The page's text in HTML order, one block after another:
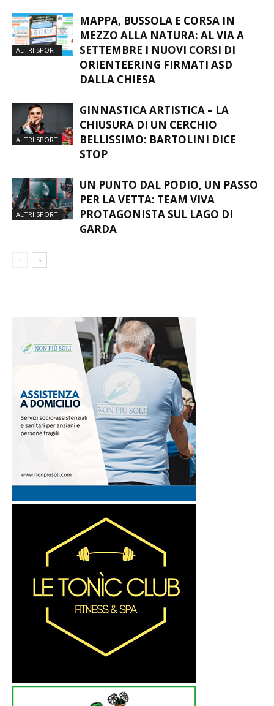
ALTRI SPORT
MAPPA, BUSSOLA E CORSA IN
MEZZO ALLA NATURA: AL VIA A
SETTEMBRE I NUOVI CORSI DI
ORIENTEERING FIRMATI ASD
DALLA CHIESA
ALTRI SPORT
GINNASTICA ARTISTICA – LA
CHIUSURA DI UN CERCHIO
BELLISSIMO: BARTOLINI DICE
STOP
ALTRI SPORT
UN PUNTO DAL PODIO, UN PASSO
PER LA VETTA: TEAM VIVA
PROTAGONISTA SUL LAGO DI
GARDA